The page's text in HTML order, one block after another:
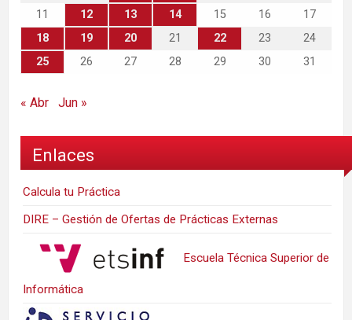
11
12 13 14 15 16
17
18
19 20 21 22 23
24
25
26 27 28 29 30 31
« Abr Jun »
Enlaces
Calcula tu Práctica
DIRE – Gestión de Ofertas de Prácticas Externas
Escuela Técnica Superior de
Informática